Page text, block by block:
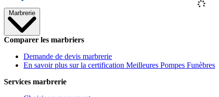
Marbrerie
Comparer les marbriers
Demande de devis marbrerie
En savoir plus sur la certification Meilleures Pompes Funèbres
Services marbrerie